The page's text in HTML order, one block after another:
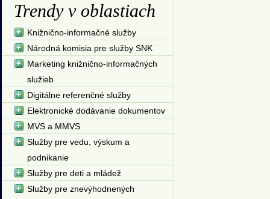
Trendy v oblastiach
Knižnično-informačné služby
Národná komisia pre služby SNK
Marketing knižnično-informačných
služieb
Digitálne referenčné služby
Elektronické dodávanie dokumentov
MVS a MMVS
Služby pre vedu, výskum a
podnikanie
Služby pre deti a mládež
Služby pre znevýhodnených